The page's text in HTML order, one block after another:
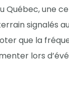
Québec, une
signalés
que la
lors